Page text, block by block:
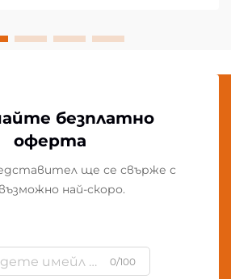
безплатно
оферта
ще се свърже с
най-скоро.
0/100